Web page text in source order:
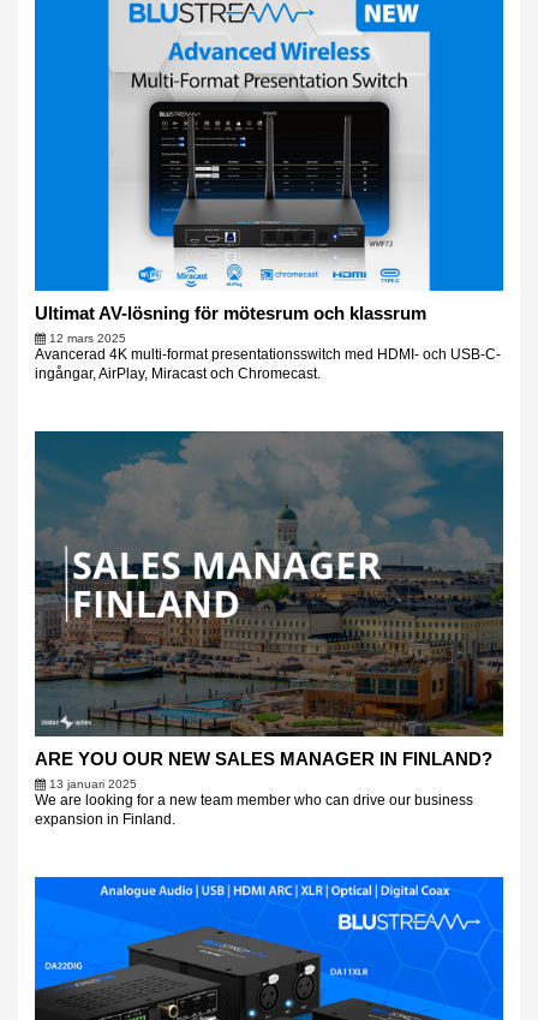
Ultimat AV-lösning för mötesrum och klassrum
12 mars 2025
Avancerad 4K multi-format presentationsswitch med HDMI- och USB-C-
ingångar, AirPlay, Miracast och Chromecast.
ARE YOU OUR NEW SALES MANAGER IN FINLAND?
13 januari 2025
We are looking for a new team member who can drive our business
expansion in Finland.